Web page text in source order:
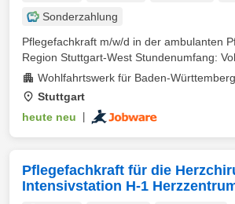
Sonderzahlung
Pflegefachkraft m/w/d in der ambulanten
Region Stuttgart-West Stundenumfang:
Wohlfahrtswerk für Baden-Württemberg
Stuttgart
heute neu
Pflegefachkraft für die
Intensivstation H-1